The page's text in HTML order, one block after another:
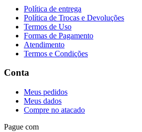
Política de entrega
Política de Trocas e Devoluções
Termos de Uso
Formas de Pagamento
Atendimento
Termos e Condições
Conta
Meus pedidos
Meus dados
Compre no atacado
Pague com